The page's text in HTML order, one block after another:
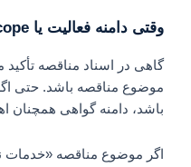
وقتی دامنه فعالیت یا Scope اهمیت دارد
گاهی در اسناد مناقصه تأکید
موضوع مناقصه باشد. حتی
باشد، دامنه گواهی همچنان
اگر موضوع مناقصه «خدمات